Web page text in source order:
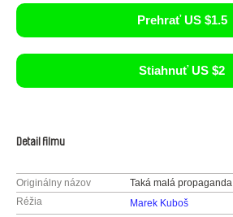
Prehrať US $1.5
Stiahnuť US $2
Detail filmu
Originálny názov
Taká malá propaganda
Réžia
Marek Kuboš